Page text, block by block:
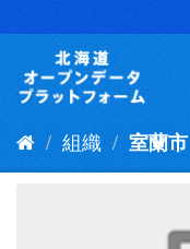
キ
組織 室蘭市